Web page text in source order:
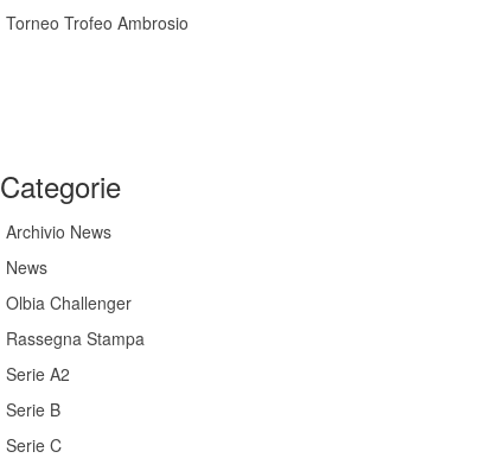
Torneo Trofeo Ambrosio
Categorie
Archivio News
News
Olbia Challenger
Rassegna Stampa
Serie A2
Serie B
Serie C